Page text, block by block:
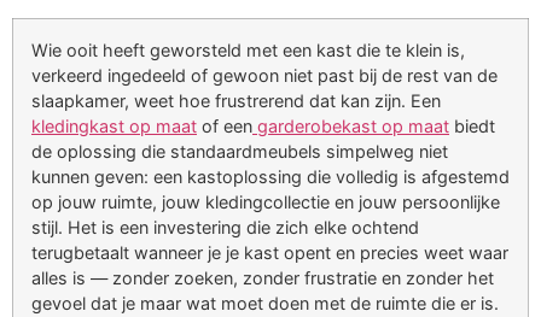
Wie ooit heeft geworsteld met een kast die te klein is,
verkeerd ingedeeld of gewoon niet past bij de rest van de
slaapkamer, weet hoe frustrerend dat kan zijn. Een
kledingkast op maat of een garderobekast op maat biedt
de oplossing die standaardmeubels simpelweg niet
kunnen geven: een kastoplossing die volledig is afgestemd
op jouw ruimte, jouw kledingcollectie en jouw persoonlijke
stijl. Het is een investering die zich elke ochtend
terugbetaalt wanneer je je kast opent en precies weet waar
alles is — zonder zoeken, zonder frustratie en zonder het
gevoel dat je maar wat moet doen met de ruimte die er is.